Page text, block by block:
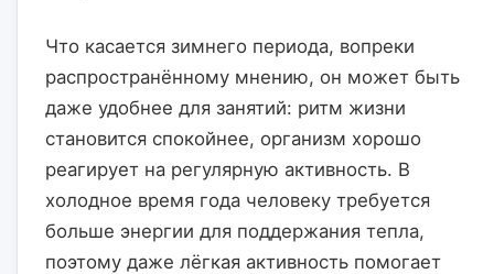
Что касается зимнего периода, вопреки
распространённому мнению, он может быть
даже удобнее для занятий: ритм жизни
становится спокойнее, организм хорошо
реагирует на регулярную активность. В
холодное время года человеку требуется
больше энергии для поддержания тепла,
поэтому даже лёгкая активность помогает